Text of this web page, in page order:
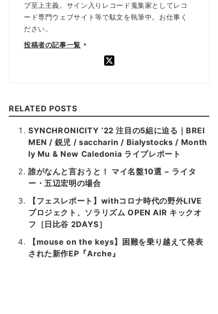
ブ至上主義。サイン入りレコード蒐集家としてレコ
ード専門ウェブサイト等で駄文を執筆中。お仕事く
ださい。
投稿者の記事一覧
RELATED POSTS
SYNCHRONICITY ‘22 注目の5組に迫る｜BREI
MEN / 鋭児 / saccharin / Bialystocks / Month
ly Mu & New Caledonia ライブレポート
誰がなんと言おうと！ マイ名盤10選 − ライタ
ー・五辺宏明の場合
【フェスレポート】withコロナ時代の野外LIVE
プロジェクト、ソラリズム OPEN AIR キックオ
フ［日比谷 2DAYS］
【mouse on the keys】困難を乗り越えて発表
された新作EP『Arche』